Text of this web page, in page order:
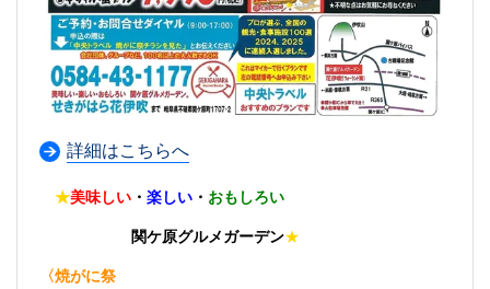
詳細はこちらへ
★美味しい ・ 楽しい ・ おもしろい
関ケ原グルメガーデン★
〈焼がに祭